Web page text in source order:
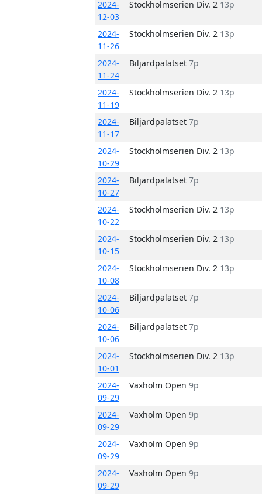
2024-
12-03
Stockholmserien Div. 2 13p
2024-
11-26
Stockholmserien Div. 2 13p
2024-
11-24
Biljardpalatset 7p
2024-
11-19
Stockholmserien Div. 2 13p
2024-
11-17
Biljardpalatset 7p
2024-
10-29
Stockholmserien Div. 2 13p
2024-
10-27
Biljardpalatset 7p
2024-
10-22
Stockholmserien Div. 2 13p
2024-
10-15
Stockholmserien Div. 2 13p
2024-
10-08
Stockholmserien Div. 2 13p
2024-
10-06
Biljardpalatset 7p
2024-
10-06
Biljardpalatset 7p
2024-
10-01
Stockholmserien Div. 2 13p
2024-
09-29
Vaxholm Open 9p
2024-
09-29
Vaxholm Open 9p
2024-
09-29
Vaxholm Open 9p
2024-
09-29
Vaxholm Open 9p